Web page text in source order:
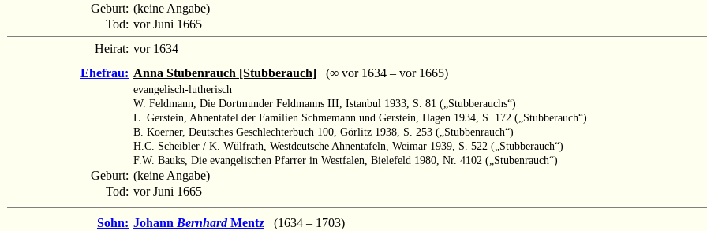
Geburt: (keine Angabe)
Tod: vor Juni 1665
Heirat: vor 1634
Ehefrau: Anna Stubenrauch [Stubberauch] (∞ vor 1634 – vor 1665)
evangelisch-lutherisch
W. Feldmann, Die Dortmunder Feldmanns III, Istanbul 1933, S. 81 („Stubberauchs“)
L. Gerstein, Ahnentafel der Familien Schmemann und Gerstein, Hagen 1934, S. 172 („Stubberauch“)
B. Koerner, Deutsches Geschlechterbuch 100, Görlitz 1938, S. 253 („Stubbenrauch“)
H.C. Scheibler / K. Wülfrath, Westdeutsche Ahnentafeln, Weimar 1939, S. 522 („Stubberauch“)
F.W. Bauks, Die evangelischen Pfarrer in Westfalen, Bielefeld 1980, Nr. 4102 („Stubenrauch“)
Geburt: (keine Angabe)
Tod: vor Juni 1665
Sohn: Johann BernhardMentz (1634 – 1703)